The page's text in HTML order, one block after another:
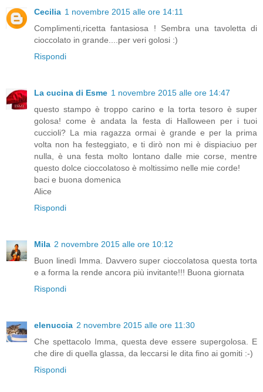
Cecilia 1 novembre 2015 alle ore 14:11
Complimenti,ricetta fantasiosa ! Sembra una tavoletta di
cioccolato in grande....per veri golosi :)
Rispondi
La cucina di Esme 1 novembre 2015 alle ore 14:47
questo stampo è troppo carino e la torta tesoro è super
golosa! come è andata la festa di Halloween per i tuoi
cuccioli? La mia ragazza ormai è grande e per la prima
volta non ha festeggiato, e ti dirò non mi è dispiaciuo per
nulla, è una festa molto lontano dalle mie corse, mentre
questo dolce cioccolatoso è moltissimo nelle mie corde!
baci e buona domenica
Alice
Rispondi
Mila 2 novembre 2015 alle ore 10:12
Buon linedì Imma. Davvero super cioccolatosa questa torta
e a forma la rende ancora più invitante!!! Buona giornata
Rispondi
elenuccia 2 novembre 2015 alle ore 11:30
Che spettacolo Imma, questa deve essere supergolosa. E
che dire di quella glassa, da leccarsi le dita fino ai gomiti :-)
Rispondi